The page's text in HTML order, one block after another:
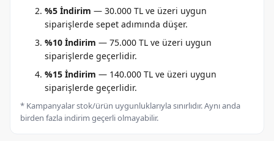
%5 İndirim — 30.000 TL ve üzeri uygun
siparişlerde sepet adımında düşer.
%10 İndirim — 75.000 TL ve üzeri uygun
siparişlerde geçerlidir.
%15 İndirim — 140.000 TL ve üzeri uygun
siparişlerde geçerlidir.
* Kampanyalar stok/ürün uygunluklarıyla sınırlıdır. Aynı anda
birden fazla indirim geçerli olmayabilir.